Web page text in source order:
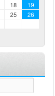
18
19
25
26